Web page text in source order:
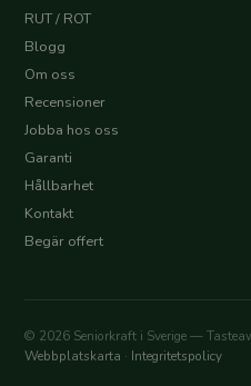
RUT / ROT
Blogg
Om oss
Recensioner
Jobba hos oss
Garanti
Hållbarhet
Kontakt
Begär offert
© 2026 Seniorkraft i Sverige —
Webbplatskarta · Integritetspolicy